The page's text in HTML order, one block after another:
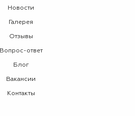
Новости
Галерея
Отзывы
Вопрос-ответ
Блог
Вакансии
Контакты